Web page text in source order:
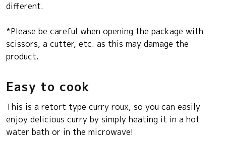
different.
*Please be careful when opening the package with
scissors, a cutter, etc. as this may damage the
product.
Easy to cook
This is a retort type curry roux, so you can easily
enjoy delicious curry by simply heating it in a hot
water bath or in the microwave!